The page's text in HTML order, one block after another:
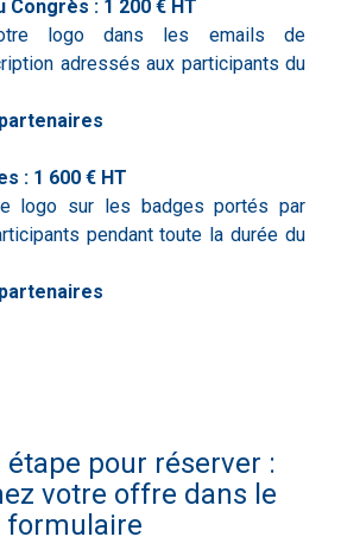
Congrès : 1 200 € HT
logo dans les emails de
adressés aux participants du
: 1 600 € HT
logo sur les badges portés par
pendant toute la durée du
étape pour réserver :
votre offre dans le
formulaire